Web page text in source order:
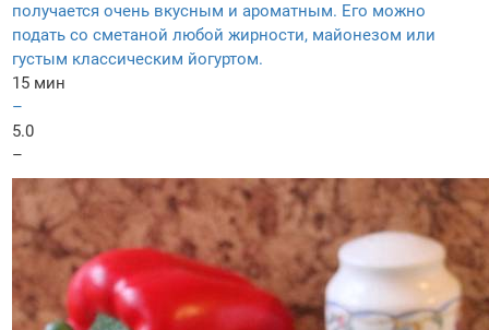
получается очень вкусным и ароматным. Его можно
подать со сметаной любой жирности, майонезом или
густым классическим йогуртом.
15 мин
–
5.0
–